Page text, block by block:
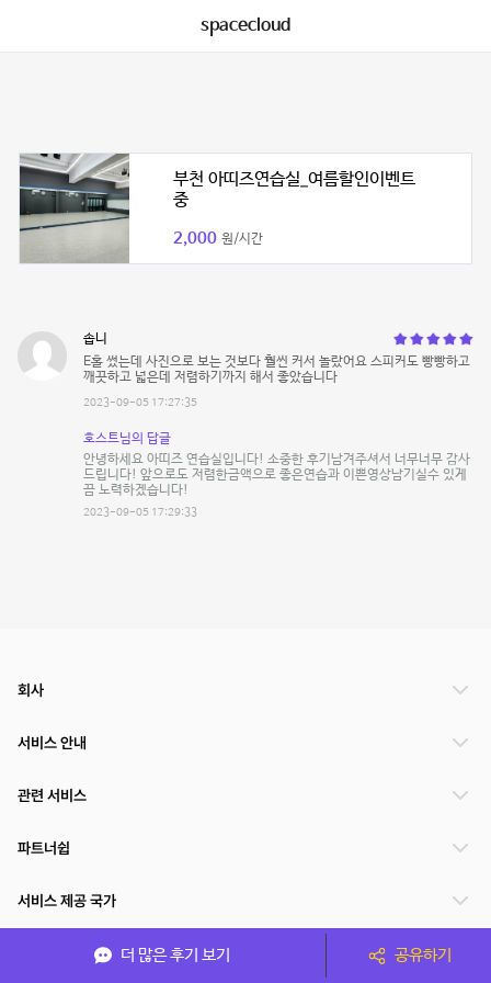
spacecloud
부천 아띠즈연습실_여름할인이벤트
중
2,000 원/시간
솝니
E홀 썼는데 사진으로 보는 것보다 훨씬 커서 놀랐어요 스피커도 빵빵하고
깨끗하고 넓은데 저렴하기까지 해서 좋았습니다
2023-09-05 17:27:35
호스트님의 답글
안녕하세요 아띠즈 연습실입니다! 소중한 후기남겨주셔서 너무너무 감사
드립니다! 앞으로도 저렴한금액으로 좋은연습과 이쁜영상남기실수 있게
끔 노력하겠습니다!
2023-09-05 17:29:33
더 많은 후기 보기 공유하기
회사
서비스 안내
관련 서비스
파트너쉽
서비스 제공 국가